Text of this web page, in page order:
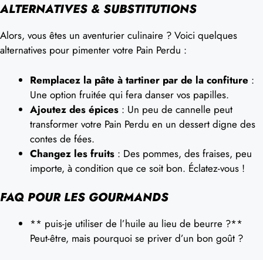
ALTERNATIVES & SUBSTITUTIONS
Alors, vous êtes un aventurier culinaire ? Voici quelques
alternatives pour pimenter votre Pain Perdu :
Remplacez la pâte à tartiner par de la confiture :
Une option fruitée qui fera danser vos papilles.
Ajoutez des épices : Un peu de cannelle peut
transformer votre Pain Perdu en un dessert digne des
contes de fées.
Changez les fruits : Des pommes, des fraises, peu
importe, à condition que ce soit bon. Éclatez-vous !
FAQ POUR LES GOURMANDS
** puis-je utiliser de l’huile au lieu de beurre ?**
Peut-être, mais pourquoi se priver d’un bon goût ?